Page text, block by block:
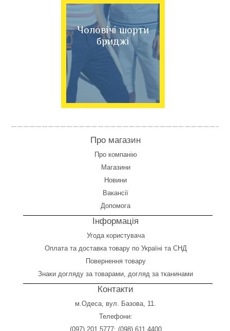
Чоловічі шорти
бриджі
Про магазин
Про компанію
Магазини
Новини
Вакансії
Допомога
Інформація
Угода користувача
Оплата та доставка товару по Україні та СНД
Повернення товару
Знаки догляду за товарами, догляд за тканинами
Контакти
м.Одеса, вул. Базова, 11.
Телефони:
(097) 201 5777; (098) 611 4400